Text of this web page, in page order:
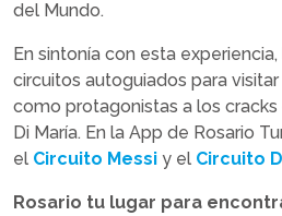
del Mundo.
En sintonía con esta
circuitos autoguiados para
como protagonistas a los
Di María. En la App de Rosario
el Circuito Messi y el Circuito
Rosario tu lugar para